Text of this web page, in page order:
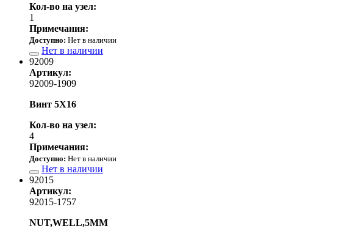
Кол-во на узел:
1
Примечания:
Доступно: Нет в наличии
Нет в наличии
92009
Артикул:
92009-1909
Винт 5X16
Кол-во на узел:
4
Примечания:
Доступно: Нет в наличии
Нет в наличии
92015
Артикул:
92015-1757
NUT,WELL,5MM